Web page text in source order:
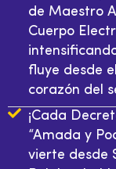
de Maestro
Cuerpo
fluye desde
corazón del
¡Cada
“Amada y
vierte desde